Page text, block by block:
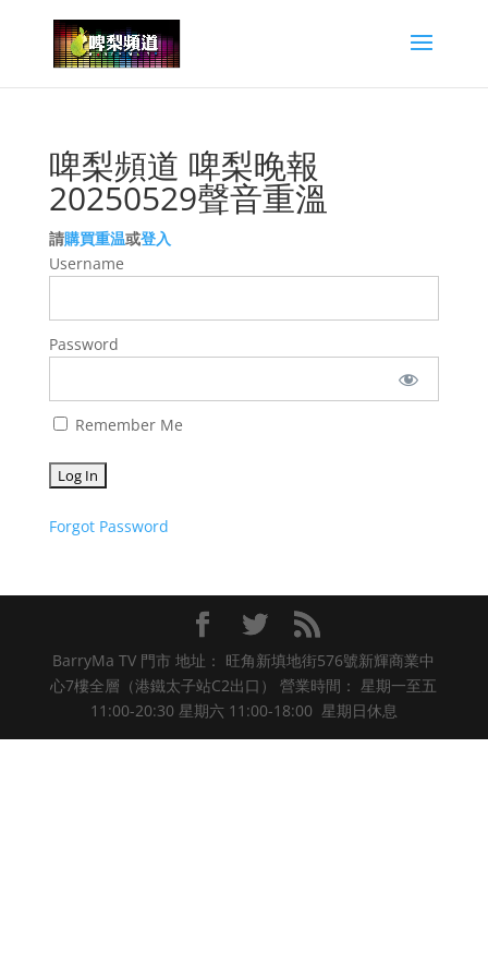
啤梨頻道 啤梨晚報
20250529聲音重溫
請購買重温或登入
Username
Password
Remember Me
Forgot Password
BarryMa TV 門市 地址： 旺角新填地街576號新輝商業中
心7樓全層（港鐵太子站C2出口） 營業時間： 星期一至五
11:00-20:30 星期六 11:00-18:00 星期日休息